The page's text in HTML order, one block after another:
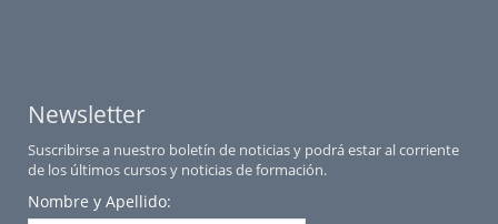
Newsletter
Suscribirse a nuestro boletín de noticias y podrá estar al corriente
de los últimos cursos y noticias de formación.
Nombre y Apellido: